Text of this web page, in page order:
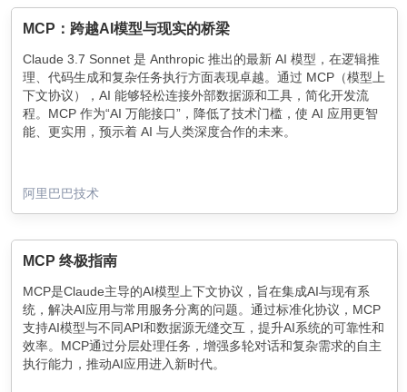
MCP：跨越AI模型与现实的桥梁
Claude 3.7 Sonnet 是 Anthropic 推出的最新 AI 模型，在逻辑推
理、代码生成和复杂任务执行方面表现卓越。通过 MCP（模型上
下文协议），AI 能够轻松连接外部数据源和工具，简化开发流
程。MCP 作为“AI 万能接口”，降低了技术门槛，使 AI 应用更智
能、更实用，预示着 AI 与人类深度合作的未来。
阿里巴巴技术
MCP 终极指南
MCP是Claude主导的AI模型上下文协议，旨在集成AI与现有系
统，解决AI应用与常用服务分离的问题。通过标准化协议，MCP
支持AI模型与不同API和数据源无缝交互，提升AI系统的可靠性和
效率。MCP通过分层处理任务，增强多轮对话和复杂需求的自主
执行能力，推动AI应用进入新时代。